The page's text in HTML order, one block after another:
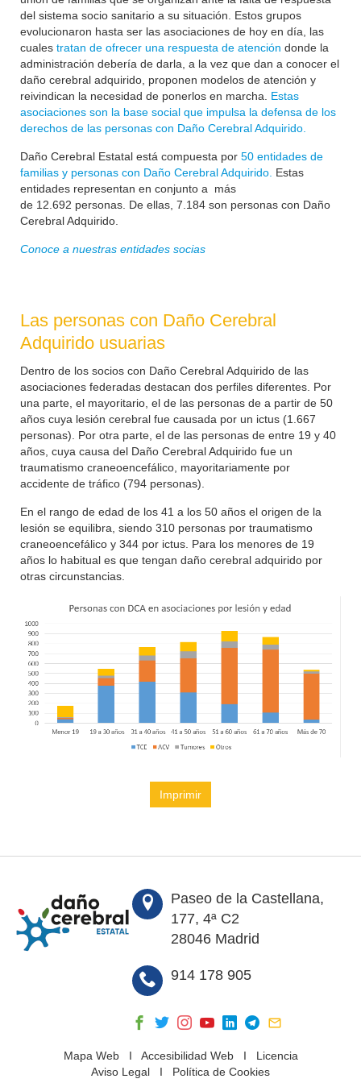
del sistema socio sanitario a su situación. Estos grupos
evolucionaron hasta ser las asociaciones de hoy en día, las
cuales tratan de ofrecer una respuesta de atención donde la
administración debería de darla, a la vez que dan a conocer el
daño cerebral adquirido, proponen modelos de atención y
reivindican la necesidad de ponerlos en marcha. Estas
asociaciones son la base social que impulsa la defensa de los
derechos de las personas con Daño Cerebral Adquirido.
Daño Cerebral Estatal está compuesta por 50 entidades de
familias y personas con Daño Cerebral Adquirido. Estas
entidades representan en conjunto a más
de 12.692 personas. De ellas, 7.184 son personas con Daño
Cerebral Adquirido.
Conoce a nuestras entidades socias
Las personas con Daño Cerebral
Adquirido usuarias
Dentro de los socios con Daño Cerebral Adquirido de las
asociaciones federadas destacan dos perfiles diferentes. Por
una parte, el mayoritario, el de las personas de a partir de 50
años cuya lesión cerebral fue causada por un ictus (1.667
personas). Por otra parte, el de las personas de entre 19 y 40
años, cuya causa del Daño Cerebral Adquirido fue un
traumatismo craneoencefálico, mayoritariamente por
accidente de tráfico (794 personas).
En el rango de edad de los 41 a los 50 años el origen de la
lesión se equilibra, siendo 310 personas por traumatismo
craneoencefálico y 344 por ictus. Para los menores de 19
años lo habitual es que tengan daño cerebral adquirido por
otras circunstancias.
Imprimir
Paseo de la Castellana,
177, 4ª C2
28046 Madrid
914 178 905
Mapa WebI Accesibilidad WebI Licencia
Aviso Legal I Política de Cookies